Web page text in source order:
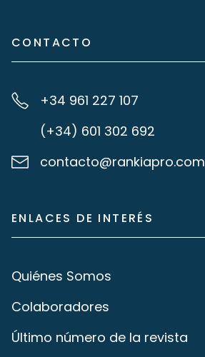
CONTACTO
+34 961 227 107
(+34) 601 302 692
contacto@rankiapro.com
ENLACES DE INTERÉS
Quiénes Somos
Colaboradores
Último número de la revista